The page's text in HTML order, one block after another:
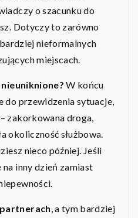
o szacunku do
Dotyczy to zarówno
nieformalnych
miejscach.
W końcu
do przewidzenia sytuacje,
zakorkowana droga,
okoliczność służbowa.
nieco później. Jeśli
na inny dzień zamiast
, a tym bardziej